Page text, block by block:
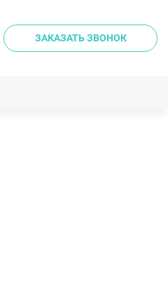
ЗАКАЗАТЬ ЗВОНОК